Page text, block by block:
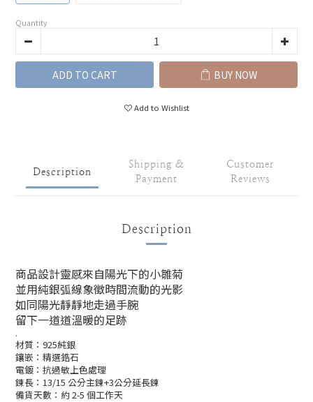
Quantity
ADD TO CART BUY NOW
Add to Wishlist
Description
Shipping &
Payment
Customer
Reviews
Description
商品設計靈感來自陽光下的小雛菊
並用純銀弧線象徵時間流動的光影
如同陽光靜靜地走過手腕
留下一道道溫暖的足跡
.
材質：925純銀
鑲嵌：精選鋯石
電鍍：抗過敏上色處理
鍊長：13/15 公分主鍊+3公分延長鍊
備貨天數：約 2-5 個工作天